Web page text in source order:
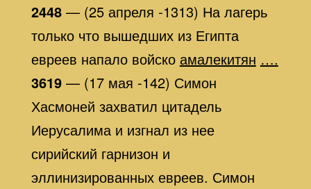
2448— (25 апреля -1313) На лагерь
только что вышедших из Египта
евреев напало войско амалекитян ….
3619— (17 мая -142) Симон
Хасмоней захватил цитадель
Иерусалима и изгнал из нее
сирийский гарнизон и
эллинизированных евреев. Симон